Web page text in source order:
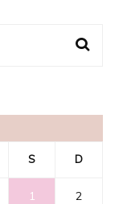
S D
1 2